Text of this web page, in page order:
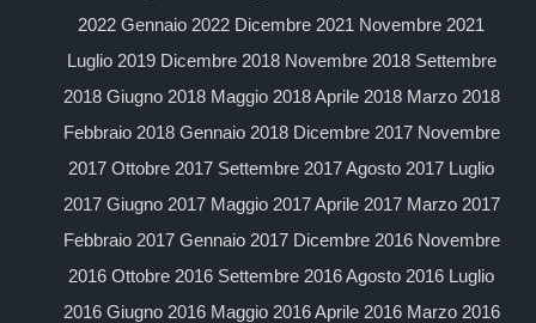
2022 Gennaio 2022 Dicembre 2021 Novembre 2021
Luglio 2019 Dicembre 2018 Novembre 2018 Settembre
2018 Giugno 2018 Maggio 2018 Aprile 2018 Marzo 2018
Febbraio 2018 Gennaio 2018 Dicembre 2017 Novembre
2017 Ottobre 2017 Settembre 2017 Agosto 2017 Luglio
2017 Giugno 2017 Maggio 2017 Aprile 2017 Marzo 2017
Febbraio 2017 Gennaio 2017 Dicembre 2016 Novembre
2016 Ottobre 2016 Settembre 2016 Agosto 2016 Luglio
2016 Giugno 2016 Maggio 2016 Aprile 2016 Marzo 2016